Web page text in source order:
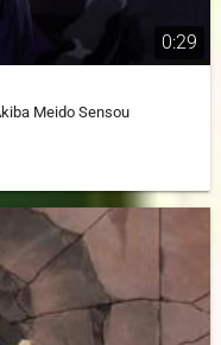
0:29
Meido Sensou